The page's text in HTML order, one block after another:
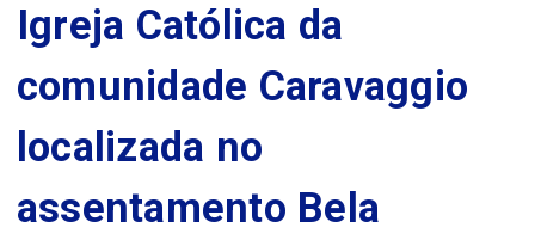
Igreja Católica da
comunidade Caravaggio
localizada no
assentamento Bela